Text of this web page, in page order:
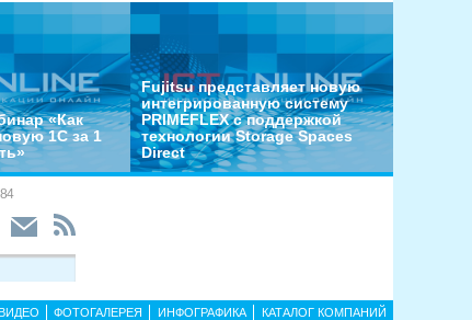
«Как
1С за 1
Fujitsu представляет новую
интегрированную систему
PRIMEFLEX с поддержкой
технологии Storage Spaces
Direct
ФОТОГАЛЕРЕЯ ИНФОГРАФИКА КАТАЛОГ КОМПАНИЙ